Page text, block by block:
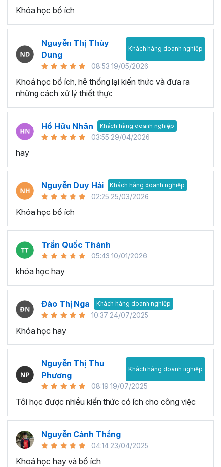
Khóa học bổ ích
Nguyễn Thị Thùy
Dung
Khách hàng doanh nghiệp
08:53 19/05/2026
Khoá học bổ ích, hệ thống lại kiến thức và đưa ra
những cách xử lý thiết thực
Hồ Hữu Nhân Khách hàng doanh nghiệp
03:55 29/04/2026
hay
Nguyễn Duy Hải Khách hàng doanh nghiệp
02:25 25/03/2026
Khóa học bổ ích
Trần Quốc Thành
05:43 10/01/2026
khóa học hay
Đào Thị Nga Khách hàng doanh nghiệp
10:37 24/07/2025
Khóa học hay
Nguyễn Thị Thu
Phương
Khách hàng doanh nghiệp
08:19 19/07/2025
Tôi học được nhiều kiến thức có ích cho công việc
Nguyễn Cảnh Thắng
04:14 23/04/2025
Khoá học hay và bổ ích